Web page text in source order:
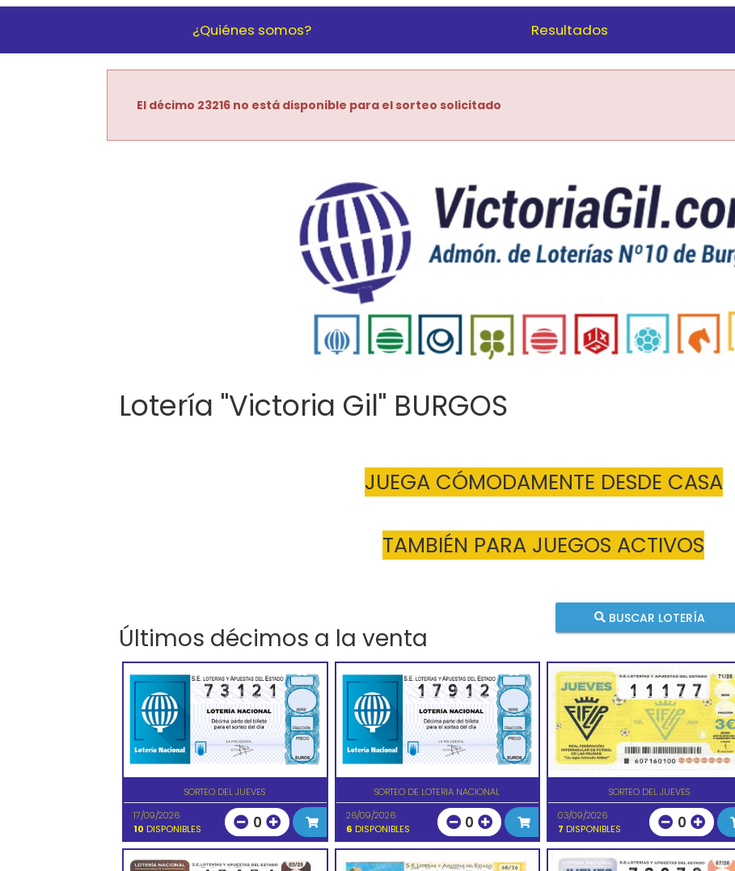
¿Quiénes somos? Resultados
El décimo 23216 no está disponible para el sorteo solicitado
Lotería "Victoria Gil" BURGOS
JUEGA CÓMODAMENTE DESDE CASA
TAMBIÉN PARA JUEGOS ACTIVOS
Últimos décimos a la venta
BUSCAR LOTERÍA
SORTEO DEL JUEVES
17/09/2026
10 DISPONIBLES 0
SORTEO DE LOTERIA NACIONAL
26/09/2026
6 DISPONIBLES 0
SORTEO DEL JUEVES
03/09/2026
7 DISPONIBLES 0